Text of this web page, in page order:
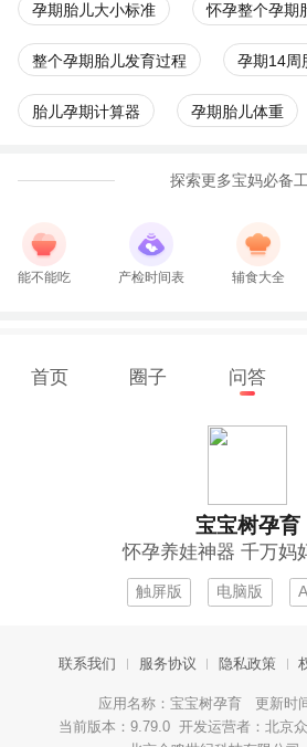
孕期胎儿大小标准 怀孕整个孕期
整个孕期胎儿发育过程 孕期14周
胎儿孕期计算器 孕期胎儿体重
探索更多宝妈必备
能不能吃 产检时间表 辅食大全
首页 圈子 问答
宝宝树孕育
怀孕养娃神器 千万妈
触屏版 电脑版
联系我们 服务协议 隐私政策
应用名称：宝宝树孕育 更新时
当前版本：9.79.0 开发运营者：北京